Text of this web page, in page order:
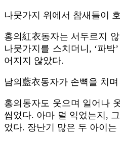
나뭇가지 위에서 참새들이
홍의紅衣동자는 서두르지
나뭇가지를 스치더니, ‘파
어지지 않았다.
남의藍衣동자가 손뼉을 치
홍의동자도 웃으며 일어나
씹었다. 아마 덜 익었는지,
었다. 장난기 많은 두 아이